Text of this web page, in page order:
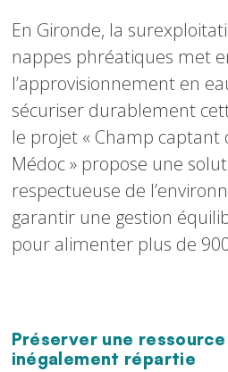
Texte
En Gironde, la
nappes phréatiques met
l’approvisionnement en
sécuriser durablement
le projet « Champ captant
Médoc » propose une
respectueuse de
garantir une gestion
pour alimenter plus de
Texte
Préserver une
inégalement répartie